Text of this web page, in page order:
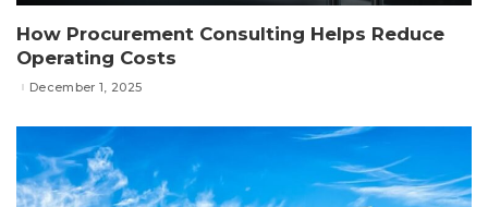
How Procurement Consulting Helps Reduce
Operating Costs
December 1, 2025